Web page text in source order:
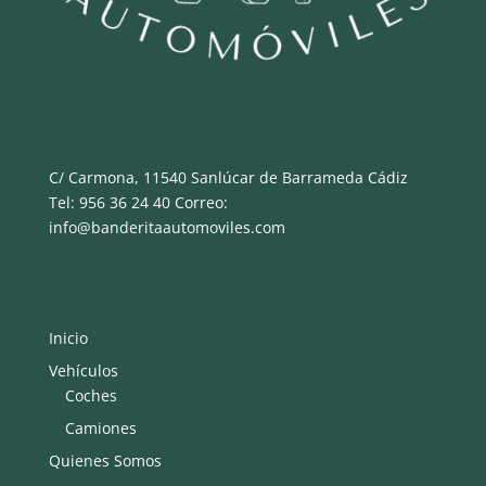
C/ Carmona, 11540 Sanlúcar de Barrameda Cádiz
Tel: 956 36 24 40 Correo:
info@banderitaautomoviles.com
Inicio
Vehículos
Coches
Camiones
Quienes Somos